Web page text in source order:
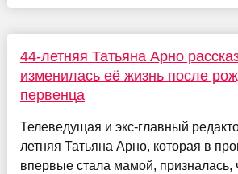
44-летняя Татьяна Арно
изменилась её жизнь после
первенца
Телеведущая и экс-главный
летняя Татьяна Арно, которая в
впервые стала мамой, призналась,